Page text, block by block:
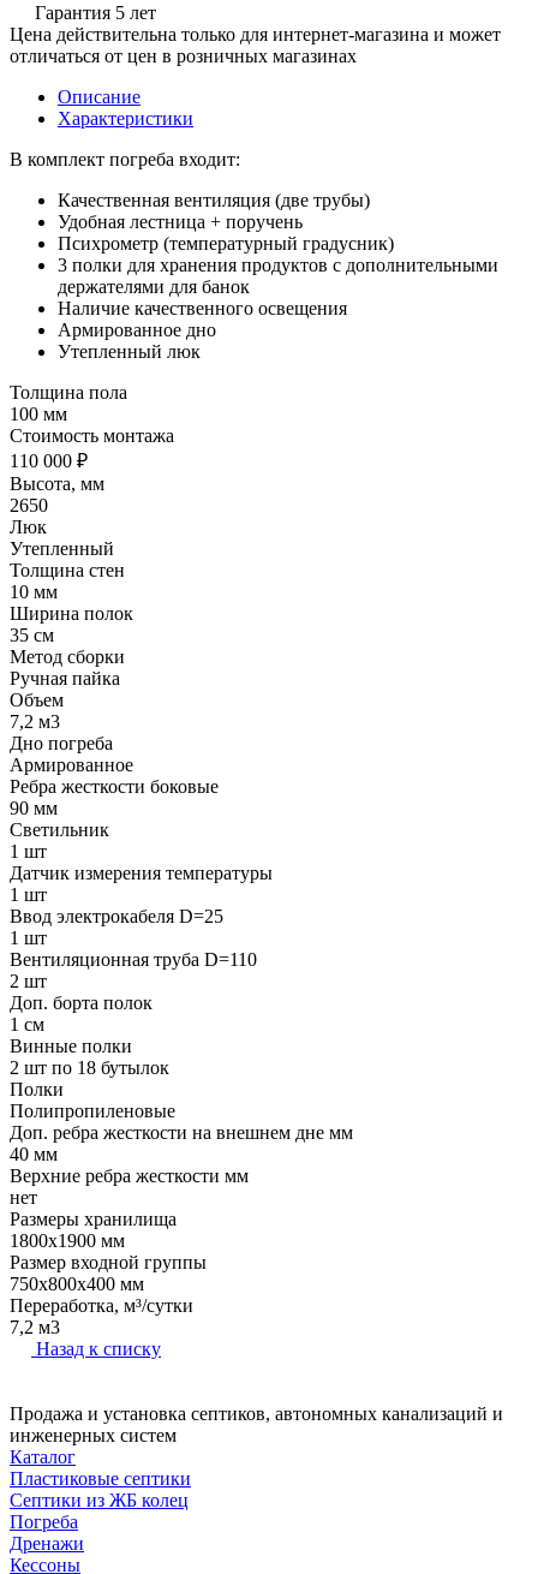
Гарантия 5 лет
Цена действительна только для интернет-магазина и может
отличаться от цен в розничных магазинах
Описание
Характеристики
В комплект погреба входит:
Качественная вентиляция (две трубы)
Удобная лестница + поручень
Психрометр (температурный градусник)
3 полки для хранения продуктов с дополнительными
держателями для банок
Наличие качественного освещения
Армированное дно
Утепленный люк
Толщина пола
100 мм
Стоимость монтажа
110 000 ₽
Высота, мм
2650
Люк
Утепленный
Толщина стен
10 мм
Ширина полок
35 см
Метод сборки
Ручная пайка
Объем
7,2 м3
Дно погреба
Армированное
Ребра жесткости боковые
90 мм
Светильник
1 шт
Датчик измерения температуры
1 шт
Ввод электрокабеля D=25
1 шт
Вентиляционная труба D=110
2 шт
Доп. борта полок
1 см
Винные полки
2 шт по 18 бутылок
Полки
Полипропиленовые
Доп. ребра жесткости на внешнем дне мм
40 мм
Верхние ребра жесткости мм
нет
Размеры хранилища
1800x1900 мм
Размер входной группы
750х800х400 мм
Переработка, м³/сутки
7,2 м3
Назад к списку
Продажа и установка септиков, автономных канализаций и
инженерных систем
Каталог
Пластиковые септики
Септики из ЖБ колец
Погреба
Дренажи
Кессоны